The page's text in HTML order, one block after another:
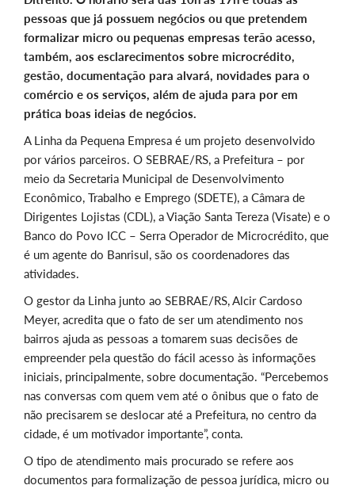
pessoas que já possuem negócios ou que pretendem
formalizar micro ou pequenas empresas terão acesso,
também, aos esclarecimentos sobre microcrédito,
gestão, documentação para alvará, novidades para o
comércio e os serviços, além de ajuda para por em
prática boas ideias de negócios.
A Linha da Pequena Empresa é um projeto desenvolvido
por vários parceiros. O SEBRAE/RS, a Prefeitura – por
meio da Secretaria Municipal de Desenvolvimento
Econômico, Trabalho e Emprego (SDETE), a Câmara de
Dirigentes Lojistas (CDL), a Viação Santa Tereza (Visate) e o
Banco do Povo ICC – Serra Operador de Microcrédito, que
é um agente do Banrisul, são os coordenadores das
atividades.
O gestor da Linha junto ao SEBRAE/RS, Alcir Cardoso
Meyer, acredita que o fato de ser um atendimento nos
bairros ajuda as pessoas a tomarem suas decisões de
empreender pela questão do fácil acesso às informações
iniciais, principalmente, sobre documentação. “Percebemos
nas conversas com quem vem até o ônibus que o fato de
não precisarem se deslocar até a Prefeitura, no centro da
cidade, é um motivador importante”, conta.
O tipo de atendimento mais procurado se refere aos
documentos para formalização de pessoa jurídica, micro ou